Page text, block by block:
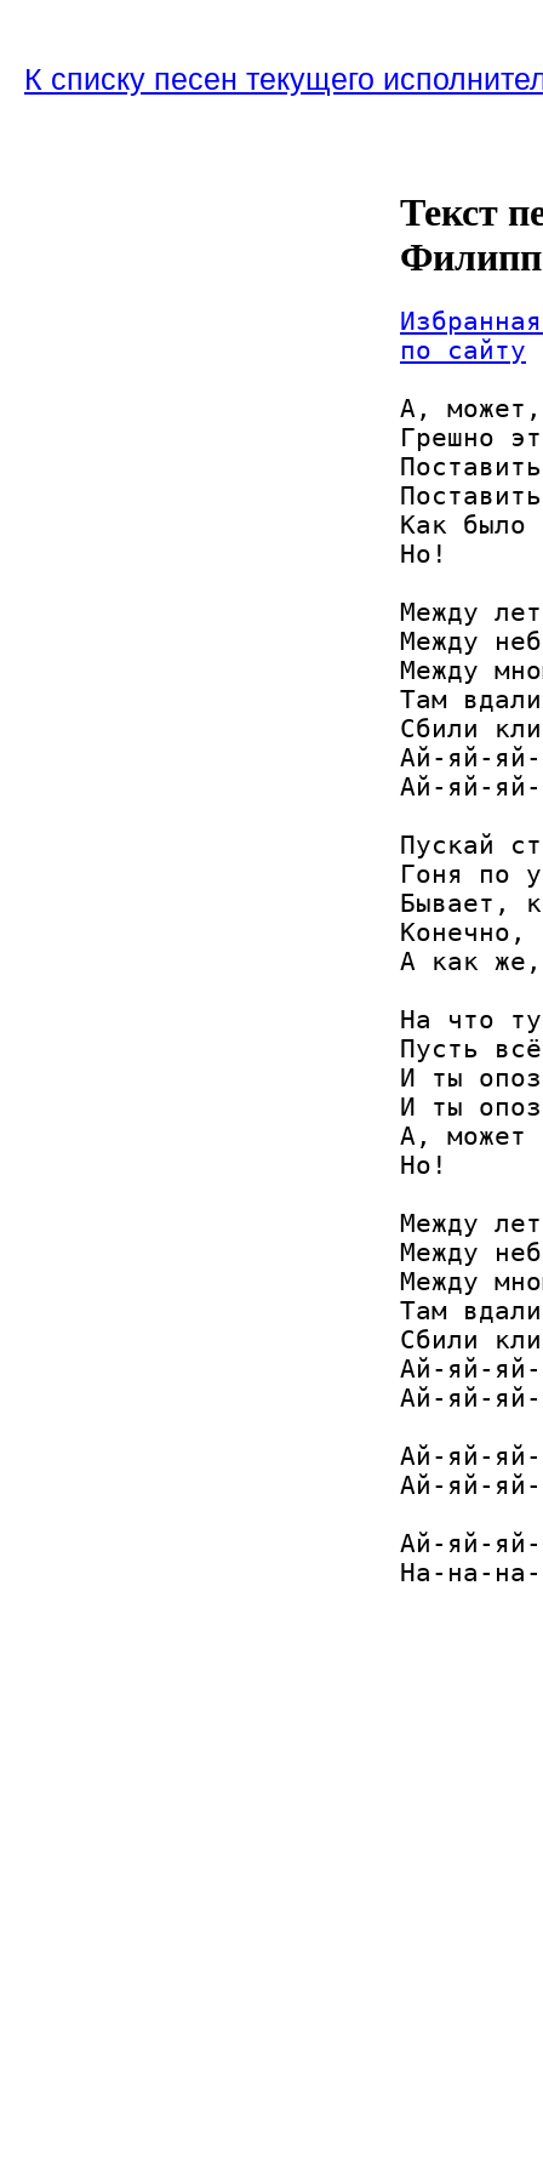
К списку песен текущего
Текст
по сайту
А,
Грешно
Как
Но!
Между
Между
Между
Там
Сбили
Ай-яй-
Ай-яй-
Пускай
Гоня по
Бывает,
А как
На что
Пусть
И ты
И ты
А, может
Но!
Между
Между
Между
Там
Сбили
Ай-яй-
Ай-яй-
Ай-яй-
Ай-яй-
Ай-яй-